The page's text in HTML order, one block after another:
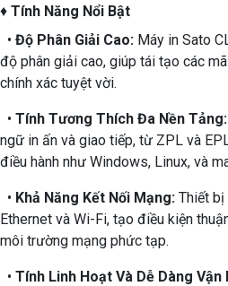
♦ Tính Năng Nổi Bật
• Độ Phân Giải Cao: Máy in Sato
độ phân giải cao, giúp tái tạo các
chính xác tuyệt vời.
• Tính Tương Thích Đa Nền Tảng:
ngữ in ấn và giao tiếp, từ ZPL và
điều hành như Windows, Linux, và
• Khả Năng Kết Nối Mạng: Thiết bị
Ethernet và Wi-Fi, tạo điều kiện
môi trường mạng phức tạp.
• Tính Linh Hoạt Và Dễ Dàng Vận